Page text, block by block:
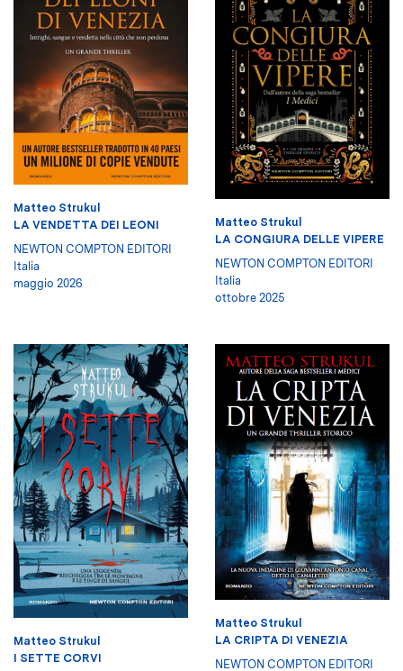
Matteo Strukul
LA VENDETTA DEI LEONI
NEWTON COMPTON EDITORI
Italia
maggio 2026
Matteo Strukul
LA CONGIURA DELLE VIPERE
NEWTON COMPTON EDITORI
Italia
ottobre 2025
Matteo Strukul
I SETTE CORVI
Matteo Strukul
LA CRIPTA DI VENEZIA
NEWTON COMPTON EDITORI